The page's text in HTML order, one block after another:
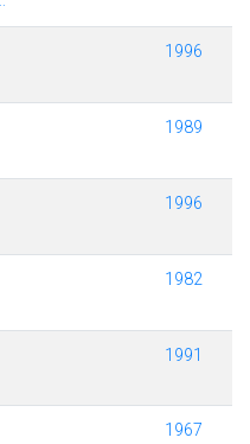
1996
1989
1996
1982
1991
1967